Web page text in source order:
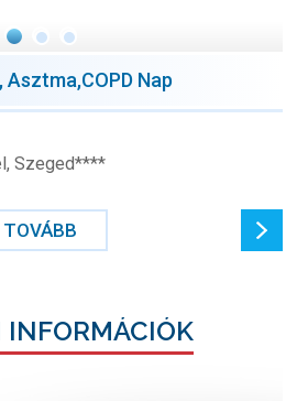
Nap
Szeged****
TOVÁBB
INFORMÁCIÓK